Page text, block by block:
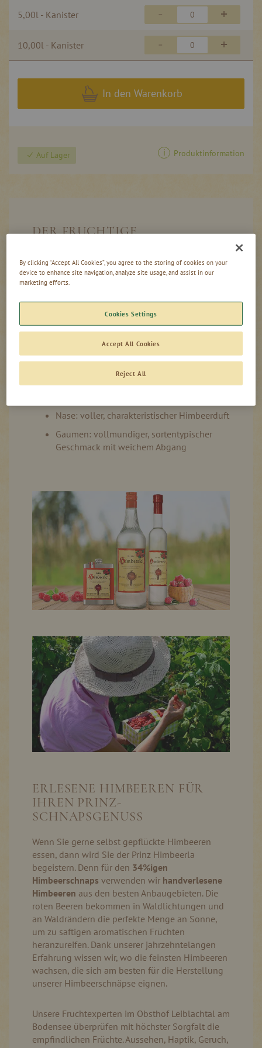
5,00l - Kanister - +
10,00l - Kanister - +
In den Warenkorb
Auf Lager Produktinformation
DER FRUCHTIGE
Ihre milde Himbeer-Spezialität mit 34 %
vol aus Österreich
Mit handverlesenen Himbeeren aus besten
Anbaugebieten
Erzeugt mit der Erfahrung von vier
Generationen
Perfekt für jeden Anlass, ob zu Hause oder
Nase: voller, charakteristischer Himbeerduft
Gaumen: vollmundiger, sortentypischer
Geschmack mit weichem Abgang
ERLESENE HIMBEEREN FÜR
IHREN PRINZ-
SCHNAPSGENUSS
Wenn Sie gerne selbst gepflückte Himbeeren
essen, dann wird Sie der Prinz Himbeerla
begeistern. Denn für den 34%igen
Himbeerschnaps verwenden wir handverlesene
Himbeeren aus den besten Anbaugebieten. Die
roten Beeren bekommen in Waldlichtungen und
an Waldrändern die perfekte Menge an Sonne,
um zu saftigen aromatischen Früchten
heranzureifen. Dank unserer jahrzehntelangen
Erfahrung wissen wir, wo die feinsten Himbeeren
wachsen, die sich am besten für die Herstellung
unserer Himbeerschnäpse eignen.
Unsere Fruchtexperten im Obsthof Leiblachtal am
Bodensee überprüfen mit höchster Sorgfalt die
empfindlichen Früchte. Aussehen, Haptik, Geruch,
By clicking “Accept All Cookies”, you agree to the storing of cookies on your
device to enhance site navigation, analyze site usage, and assist in our
marketing efforts.
Cookies Settings
Reject All
Accept All Cookies